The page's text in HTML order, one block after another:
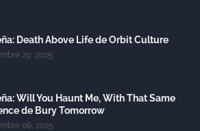
Death Above Life de Orbit Culture
29, 2025
Will You Haunt Me, With That Same
de Bury Tomorrow
08, 2025